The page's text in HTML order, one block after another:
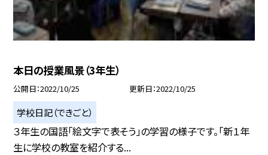
本日の授業風景（3年生）
公開日 2022/10/25 更新日 2022/10/25
学校日記（できごと）
３年生の国語「絵文字で表そう」の学習の様子です。「新１年
生に学校の教室を紹介する...